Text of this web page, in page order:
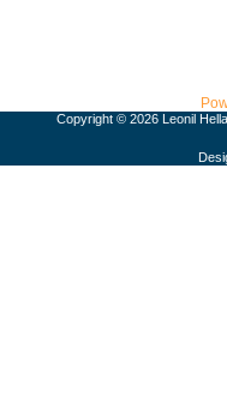
Copyright © 2026 Leonil